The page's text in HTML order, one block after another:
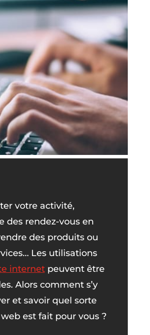
votre activité,
des rendez-vous en
des produits ou
Les utilisations
internetpeuvent être
Alors comment s’y
et savoir quel sorte
est fait pour vous ?